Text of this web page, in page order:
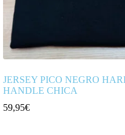
JERSEY PICO NEGRO
HANDLE CHICA
59,95€